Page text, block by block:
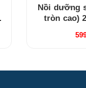
Nồi dưỡng
tròn cao)